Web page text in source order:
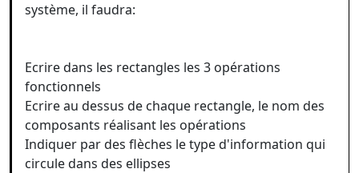
système, il faudra:
Ecrire dans les rectangles les 3 opérations
fonctionnels
Ecrire au dessus de chaque rectangle, le nom des
composants réalisant les opérations
Indiquer par des flèches le type d'information qui
circule dans des ellipses